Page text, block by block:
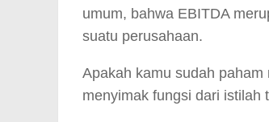
umum, bahwa EBITDA
suatu perusahaan.
Apakah kamu sudah
menyimak fungsi dari istilah